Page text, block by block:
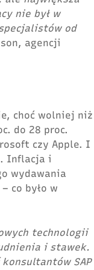
nie był w
od
agencji
choć wolniej niż
do 28 proc.
czy Apple. I
Inflacja i
wydawania
co było w
technologii
i stawek.
SAP